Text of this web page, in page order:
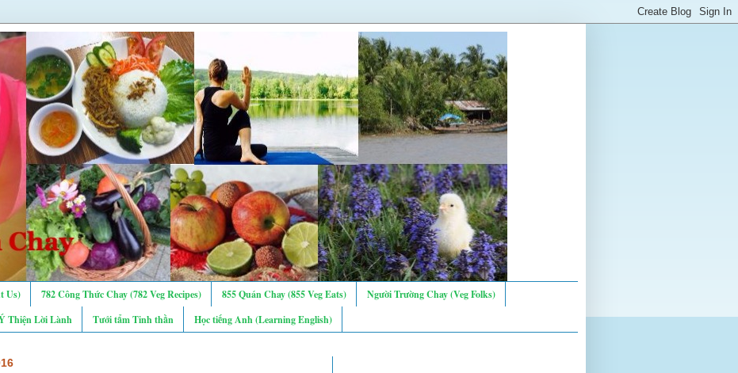
Us) 782 Công Thức Chay (782 Veg Recipes) 855 Quán Chay (855 Veg Eats)
Người Trường Chay (Veg Folks)
Thiện Lời Lành Tưới tẩm Tinh thần Học tiếng Anh (Learning English)